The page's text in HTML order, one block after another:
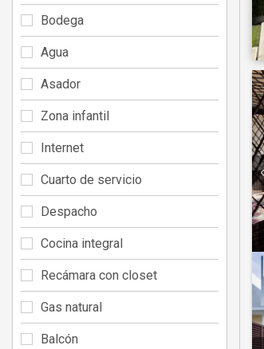
Bodega
Agua
Asador
Zona infantil
Internet
Cuarto de servicio
Despacho
Cocina integral
Recámara con closet
Gas natural
Balcón